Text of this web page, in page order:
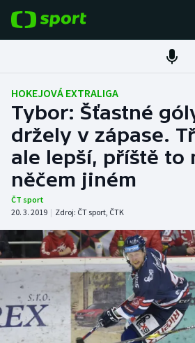
Fotbal
Hokej
Tenis
Atletika
DALŠÍ SPORTY
Americký fotbal
Baseball a softbal
NEPŘEHLÉDNĚTE
Soutěže
HOKEJOVÁ EXTRALIGA
Tybor: Šťastné
držely v zápase.
ale lepší, příště to
něčem jiném
ČT sport
20. 3. 2019 | Zdroj: ČT sport, ČTK